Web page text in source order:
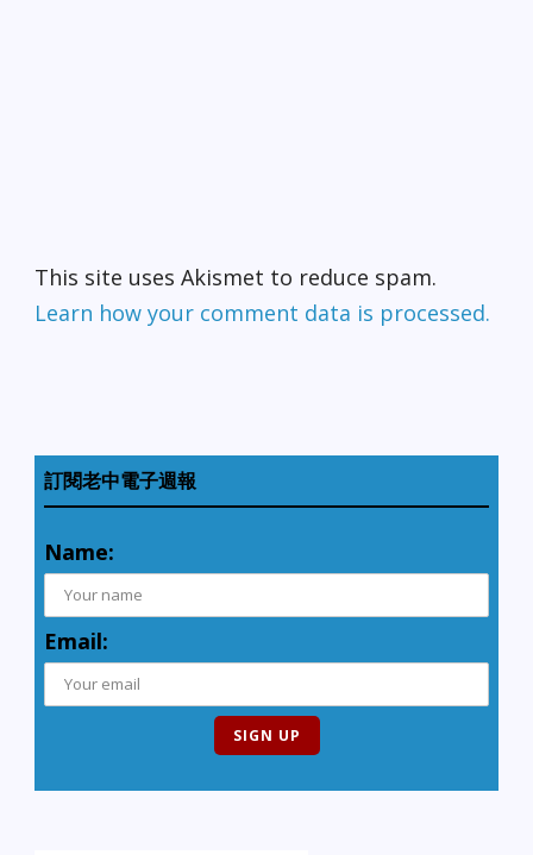
This site uses Akismet to reduce spam.
Learn how your comment data is processed.
訂閱老中電子週報
Name:
Email: